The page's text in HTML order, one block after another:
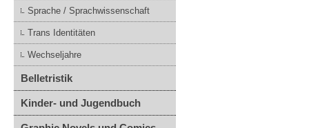
Sprache / Sprachwissenschaft
Trans Identitäten
Wechseljahre
Belletristik
Kinder- und Jugendbuch